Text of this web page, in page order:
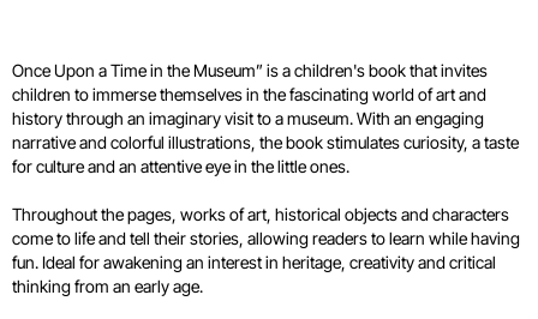
Once Upon a Time in the Museum” is a children's book that invites
children to immerse themselves in the fascinating world of art and
history through an imaginary visit to a museum. With an engaging
narrative and colorful illustrations, the book stimulates curiosity, a taste
for culture and an attentive eye in the little ones.
Throughout the pages, works of art, historical objects and characters
come to life and tell their stories, allowing readers to learn while having
fun. Ideal for awakening an interest in heritage, creativity and critical
thinking from an early age.